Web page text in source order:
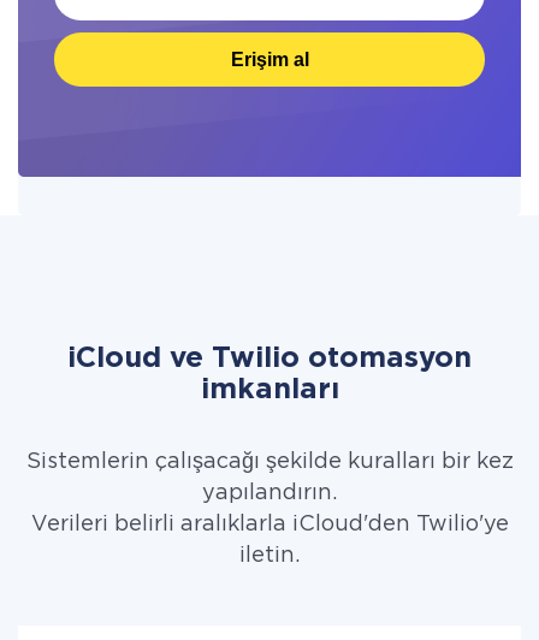
Erişim al
iCloud ve Twilio otomasyon
imkanları
Sistemlerin çalışacağı şekilde kuralları bir kez
yapılandırın.
Verileri belirli aralıklarla iCloud'den Twilio'ye
iletin.